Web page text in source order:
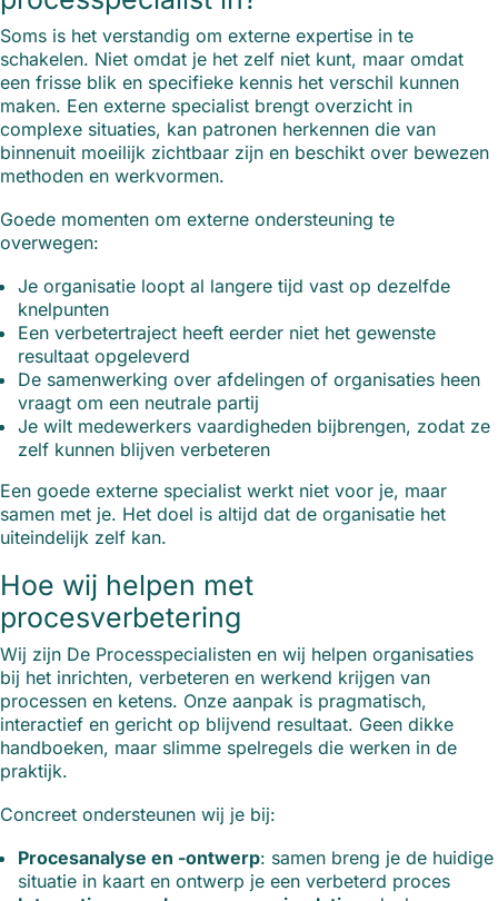
Soms is het verstandig om externe expertise in te
schakelen. Niet omdat je het zelf niet kunt, maar omdat
een frisse blik en specifieke kennis het verschil kunnen
maken. Een externe specialist brengt overzicht in
complexe situaties, kan patronen herkennen die van
binnenuit moeilijk zichtbaar zijn en beschikt over bewezen
methoden en werkvormen.
Goede momenten om externe ondersteuning te
overwegen:
Je organisatie loopt al langere tijd vast op dezelfde
knelpunten
Een verbetertraject heeft eerder niet het gewenste
resultaat opgeleverd
De samenwerking over afdelingen of organisaties heen
vraagt om een neutrale partij
Je wilt medewerkers vaardigheden bijbrengen, zodat ze
zelf kunnen blijven verbeteren
Een goede externe specialist werkt niet voor je, maar
samen met je. Het doel is altijd dat de organisatie het
uiteindelijk zelf kan.
Hoe wij helpen met
procesverbetering
Wij zijn De Processpecialisten en wij helpen organisaties
bij het inrichten, verbeteren en werkend krijgen van
processen en ketens. Onze aanpak is pragmatisch,
interactief en gericht op blijvend resultaat. Geen dikke
handboeken, maar slimme spelregels die werken in de
praktijk.
Concreet ondersteunen wij je bij:
Procesanalyse en -ontwerp: samen breng je de huidige
situatie in kaart en ontwerp je een verbeterd proces